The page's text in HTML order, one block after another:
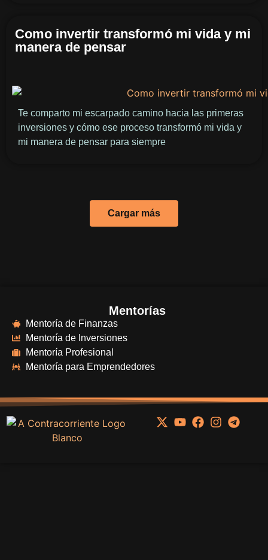
Como invertir transformó mi vida y mi
manera de pensar
Te comparto mi escarpado camino hacia las primeras
inversiones y cómo ese proceso transformó mi vida y
mi manera de pensar para siempre
Cargar más
Mentorías
Mentoría de Finanzas
Mentoría de Inversiones
Mentoría Profesional
Mentoría para Emprendedores